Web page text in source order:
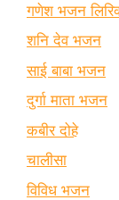
गणेश भजन
शनि देव भजन
साई बाबा भजन
दुर्गा माता भजन
कबीर दोहे
चालीसा
विविध भजन